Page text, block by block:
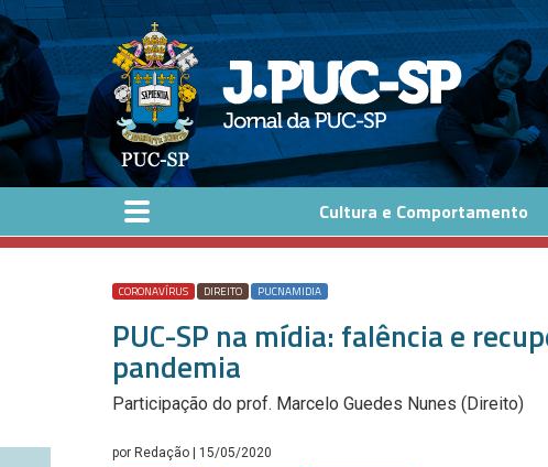
Pular para o conteúdo principal
Cultura e Comportamento
CORONAVÍRUS DIREITO PUCNAMIDIA
PUC-SP na mídia: falência e
pandemia
Participação do prof. Marcelo Guedes Nunes (Direito)
por Redação | 15/05/2020